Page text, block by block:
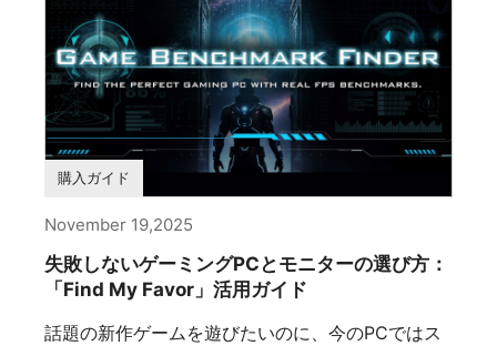
購入ガイド
November 19,2025
失敗しないゲーミングPCとモニターの選び方：
「Find My Favor」活用ガイド
話題の新作ゲームを遊びたいのに、今のPCではス